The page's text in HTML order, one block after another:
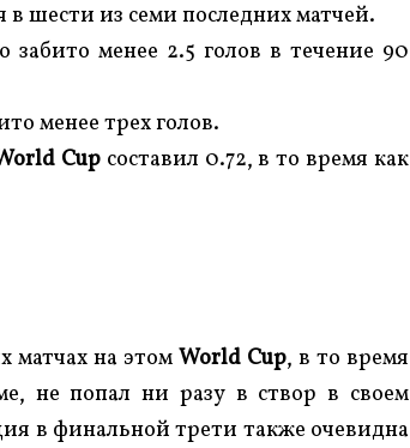
шести из семи последних матчей.
забито менее 2.5 голов в течение 90
менее трех голов.
Cupсоставил 0.72, в то время как
матчах на этомWorld Cup, в то время
не попал ни разу в створ в своем
в финальной трети также очевидна